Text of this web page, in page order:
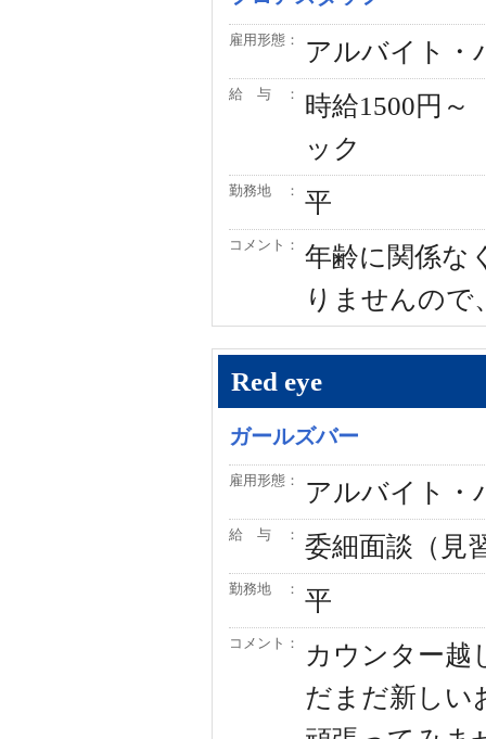
雇用形態： アルバイト・
給 与 ：
時給1500円
ック
勤務地 ： 平
コメント：
年齢に関係な
りませんので
Red eye
ガールズバー
雇用形態： アルバイト・
給 与 ： 委細面談（見
勤務地 ： 平
コメント：
カウンター越
だまだ新しい